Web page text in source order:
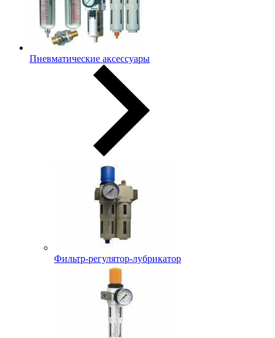
Пневматические аксессуары
Фильтр-регулятор-лубрикатор